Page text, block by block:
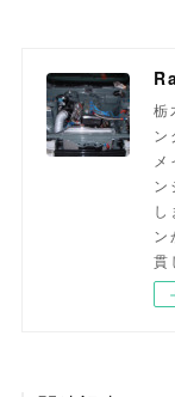
栃
ン
ン
し
ン
貫